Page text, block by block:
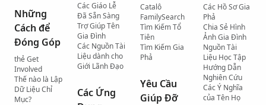
Những
Cách để
Đóng Góp
thẻ Get
Involved
Thế nào là Lập
Dữ Liệu Chỉ
Mục?
Các Giáo Lễ
Đã Sẵn Sàng
Trợ Giúp Tên
Gia Đình
Các Nguồn Tài
Liệu dành cho
Giới Lãnh Đạo
Các Ứng
Catalô
FamilySearch
Tìm Kiếm Tổ
Tiên
Tìm Kiếm Gia
Phả
Yêu Cầu
Giúp Đỡ
Các Hồ Sơ Gia
Phả
Chia Sẻ Hình
Ảnh Gia Đình
Nguồn Tài
Liệu Học Tập
Hướng Dẫn
Nghiên Cứu
Các Ý Nghĩa
của Tên Họ